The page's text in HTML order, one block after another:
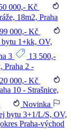
000,- Kč
18m2, Praha
000,- Kč
1+kk, OV,
3
13 500,-
Praha 2 -
000,- Kč
10 - Strašnice,
Novinka
bytu 3+1/L/S, OV,
Praha-východ